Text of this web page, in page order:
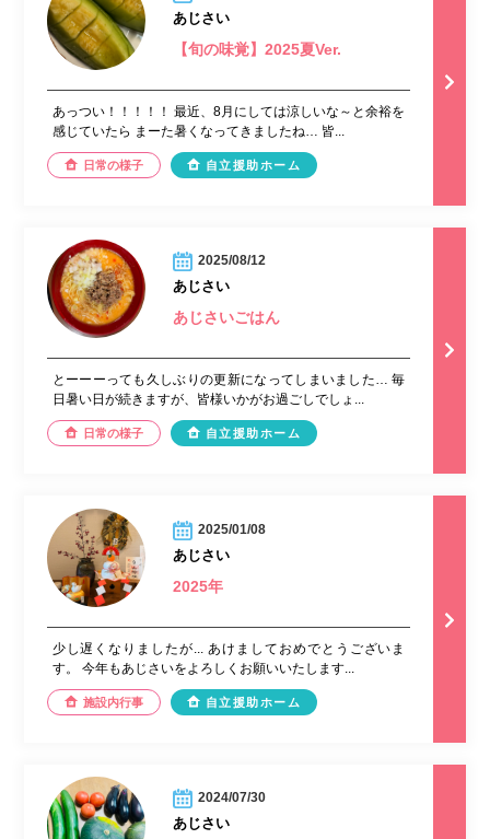
あじさい
【旬の味覚】2025夏Ver.
あっつい！！！！！ 最近、8月にしては涼しいな～と余裕を
感じていたら まーた暑くなってきましたね… 皆...
日常の様子 自立援助ホーム
2025/08/12
あじさい
あじさいごはん
とーーーっても久しぶりの更新になってしまいました… 毎
日暑い日が続きますが、皆様いかがお過ごしでしょ...
日常の様子 自立援助ホーム
2025/01/08
あじさい
2025年
少し遅くなりましたが... あけましておめでとうございま
す。 今年もあじさいをよろしくお願いいたします...
施設内行事 自立援助ホーム
2024/07/30
あじさい